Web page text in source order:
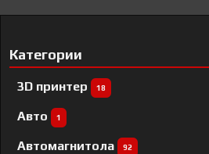
Категории
3D принтер 18
Авто 1
Автомагнитола 92